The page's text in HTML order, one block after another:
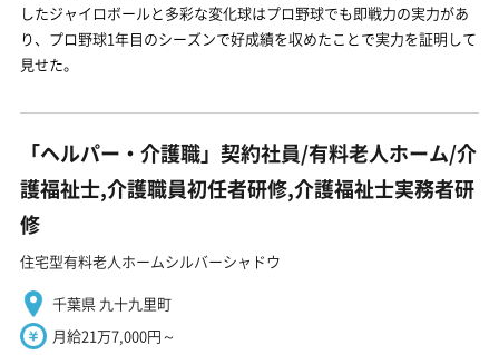
したジャイロボールと多彩な変化球はプロ野球でも即戦力の実力があ
り、プロ野球1年目のシーズンで好成績を収めたことで実力を証明して
見せた。
「ヘルパー・介護職」契約社員/有料老人ホーム/介
護福祉士,介護職員初任者研修,介護福祉士実務者研
修
住宅型有料老人ホームシルバーシャドウ
千葉県 九十九里町
月給21万7,000円～